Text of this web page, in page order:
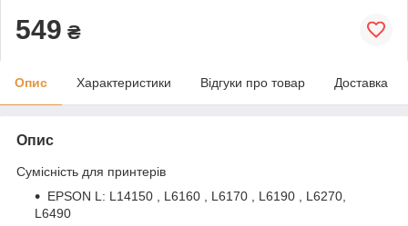
549 ₴
Опис Характеристики Відгуки про товар Доставка
Опис
Сумісність для принтерів
EPSON L: L14150 , L6160 , L6170 , L6190 , L6270,
L6490